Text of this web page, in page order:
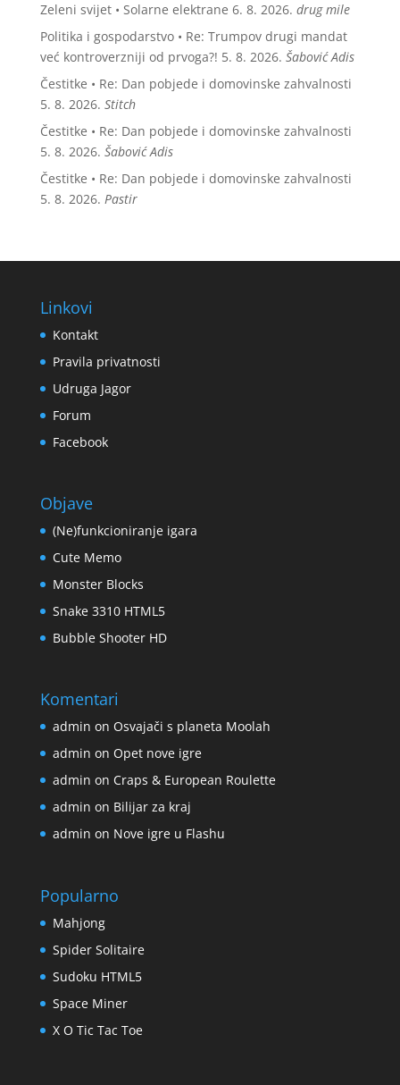
Zeleni svijet • Solarne elektrane 6. 8. 2026. drug mile
Politika i gospodarstvo • Re: Trumpov drugi mandat
već kontroverzniji od prvoga?! 5. 8. 2026. Šabović Adis
Čestitke • Re: Dan pobjede i domovinske zahvalnosti
5. 8. 2026. Stitch
Čestitke • Re: Dan pobjede i domovinske zahvalnosti
5. 8. 2026. Šabović Adis
Čestitke • Re: Dan pobjede i domovinske zahvalnosti
5. 8. 2026. Pastir
Linkovi
Kontakt
Pravila privatnosti
Udruga Jagor
Forum
Facebook
Objave
(Ne)funkcioniranje igara
Cute Memo
Monster Blocks
Snake 3310 HTML5
Bubble Shooter HD
Komentari
admin on Osvajači s planeta Moolah
admin on Opet nove igre
admin on Craps & European Roulette
admin on Bilijar za kraj
admin on Nove igre u Flashu
Popularno
Mahjong
Spider Solitaire
Sudoku HTML5
Space Miner
X O Tic Tac Toe